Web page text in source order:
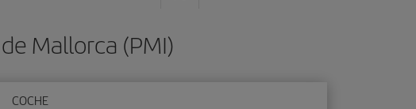
Mallorca (PMI)
COCHE